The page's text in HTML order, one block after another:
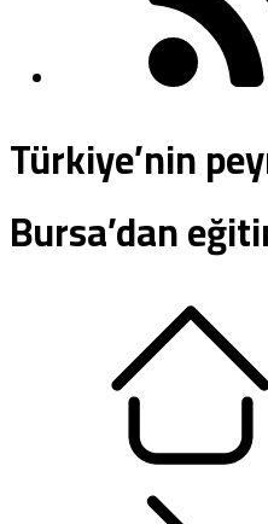
Türkiye’nin
Bursa’dan